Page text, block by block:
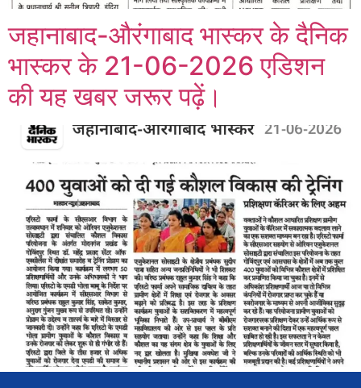
जहानाबाद-औरंगाबाद भास्कर के दैनिक
भास्कर के 21-06-2026 एडिशन
की यह खबर जरूर पढ़ें।